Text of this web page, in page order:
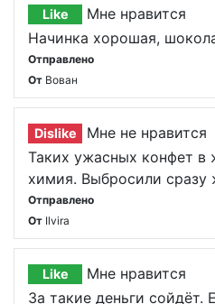
Like
Мне нравится
Начинка хорошая,
Отправлено
От Вован
Dislike
Мне не нравится
Таких ужасных конфет в
химия. Выбросили сразу
Отправлено
От Ilvira
Like
Мне нравится
За такие деньги сойдёт.